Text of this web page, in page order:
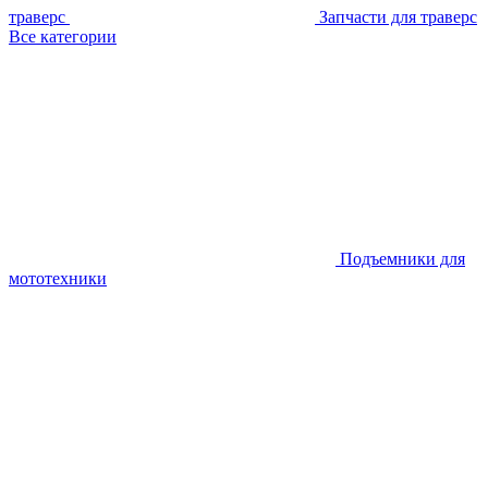
траверс
Запчасти для траверс
Все категории
Подъемники для
мототехники